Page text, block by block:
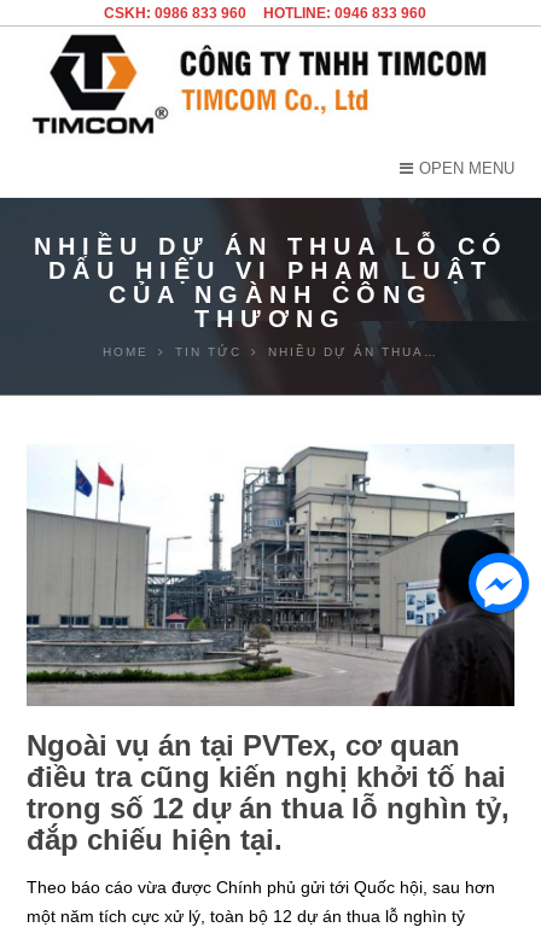
CSKH: 0986 833 960 HOTLINE: 0946 833 960
OPEN MENU
NHIỀU DỰ ÁN THUA LỖ CÓ
DẤU HIỆU VI PHẠM LUẬT
CỦA NGÀNH CÔNG
THƯƠNG
HOME TIN TỨC NHIỀU DỰ ÁN THUA…
Ngoài vụ án tại PVTex, cơ quan
điều tra cũng kiến nghị khởi tố hai
trong số 12 dự án thua lỗ nghìn tỷ,
đắp chiếu hiện tại.
Theo báo cáo vừa được Chính phủ gửi tới Quốc hội, sau hơn
một năm tích cực xử lý, toàn bộ 12 dự án thua lỗ nghìn tỷ